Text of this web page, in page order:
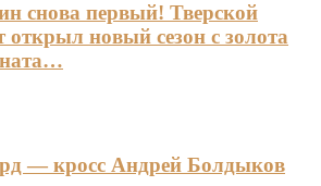
снова первый! Тверской
открыл новый сезон с золота
— кросс Андрей Болдыков